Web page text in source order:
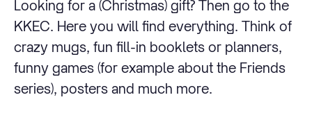
Looking for a (Christmas) gift? Then go to the
KKEC. Here you will find everything. Think of
crazy mugs, fun fill-in booklets or planners,
funny games (for example about the Friends
series), posters and much more.